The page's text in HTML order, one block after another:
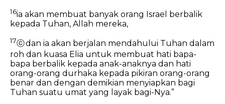
16ia akan membuat banyak orang Israel berbalik
kepada Tuhan, Allah mereka,
17ⓒdan ia akan berjalan mendahului Tuhan dalam
roh dan kuasa Elia untuk membuat hati bapa-
bapa berbalik kepada anak-anaknya dan hati
orang-orang durhaka kepada pikiran orang-orang
benar dan dengan demikian menyiapkan bagi
Tuhan suatu umat yang layak bagi-Nya.”